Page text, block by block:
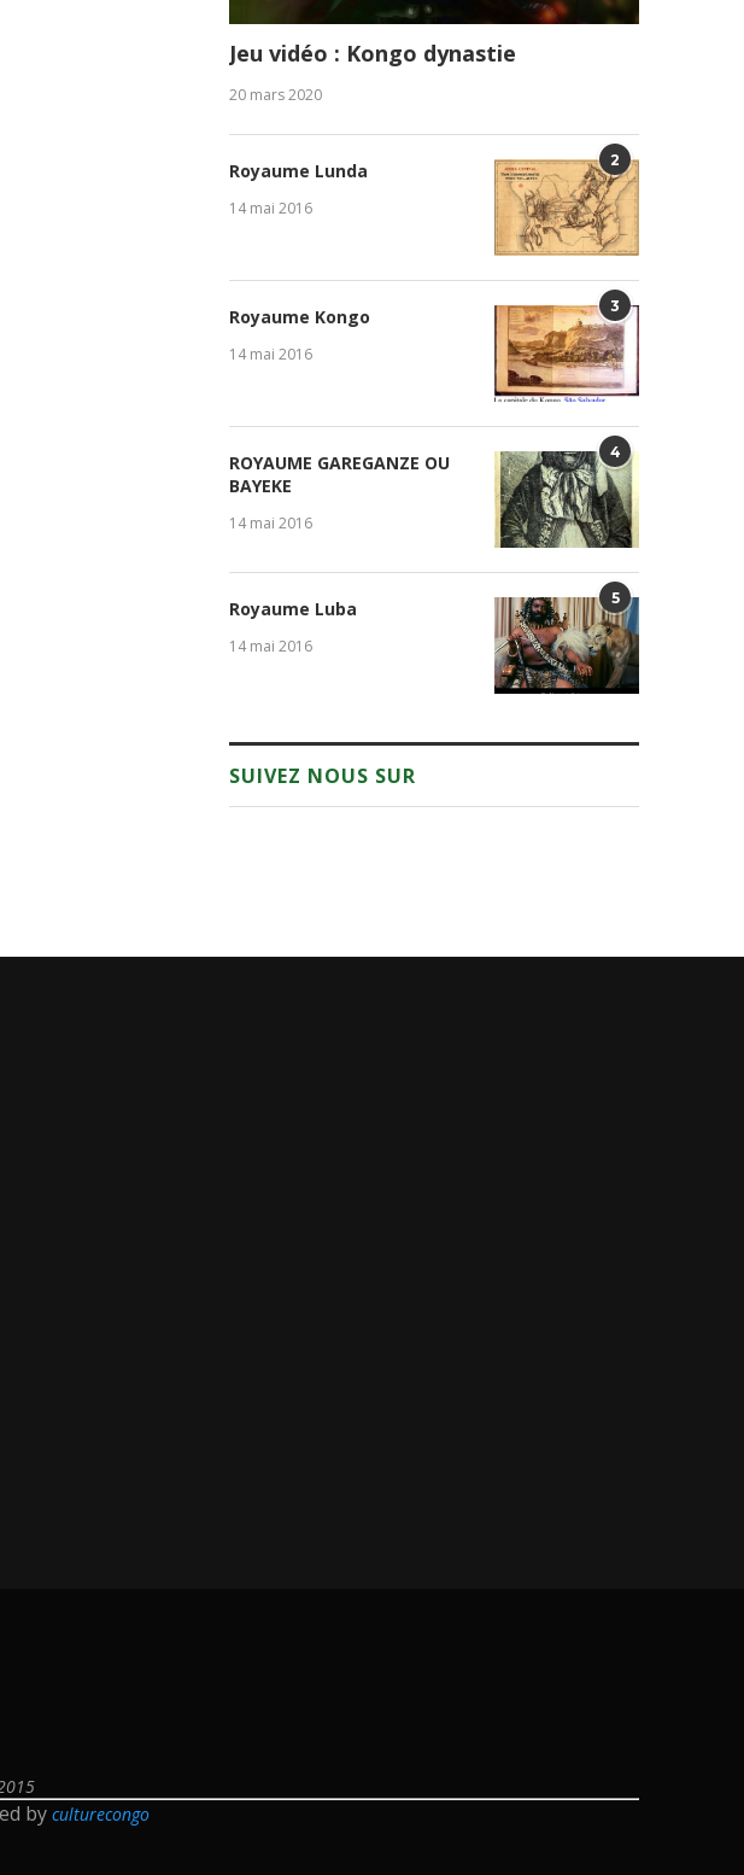
Jeu vidéo : Kongo dynastie
20 mars 2020
2
Royaume Lunda
14 mai 2016
3
Royaume Kongo
14 mai 2016
4
ROYAUME GAREGANZE OU
BAYEKE
14 mai 2016
5
Royaume Luba
14 mai 2016
SUIVEZ NOUS SUR
by culturecongo